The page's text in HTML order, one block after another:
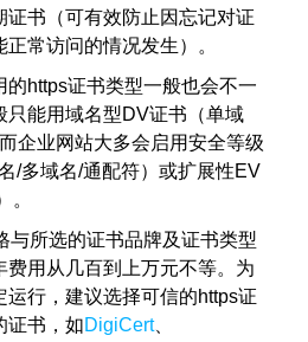
证书（可有效防止因忘记对证
常访问的情况发生）。
的https证书类型一般也会不一
只能用域名型DV证书（单域
企业网站大多会启用安全等级
/多域名/通配符）或扩展性EV
。
与所选的证书品牌及证书类型
费用从几百到上万元不等。为
运行，建议选择可信的https证
证书，如DigiCert、